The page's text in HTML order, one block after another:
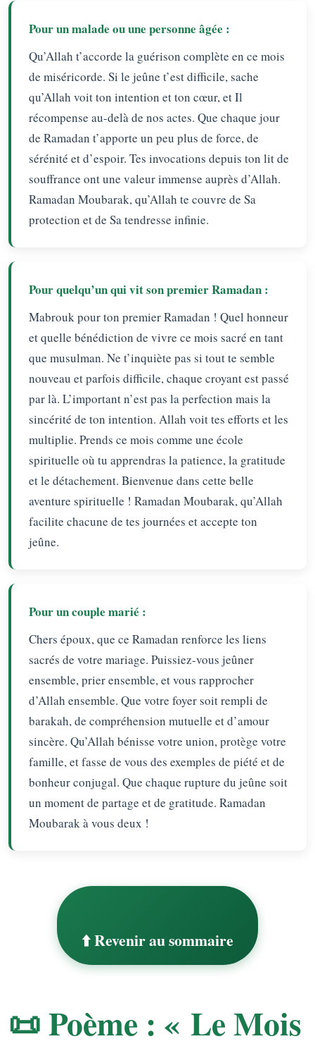
Pour un malade ou une personne âgée :
Qu’Allah t’accorde la guérison complète en ce mois
de miséricorde. Si le jeûne t’est difficile, sache
qu’Allah voit ton intention et ton cœur, et Il
récompense au-delà de nos actes. Que chaque jour
de Ramadan t’apporte un peu plus de force, de
sérénité et d’espoir. Tes invocations depuis ton lit de
souffrance ont une valeur immense auprès d’Allah.
Ramadan Moubarak, qu’Allah te couvre de Sa
protection et de Sa tendresse infinie.
Pour quelqu’un qui vit son premier Ramadan :
Mabrouk pour ton premier Ramadan ! Quel honneur
et quelle bénédiction de vivre ce mois sacré en tant
que musulman. Ne t’inquiète pas si tout te semble
nouveau et parfois difficile, chaque croyant est passé
par là. L’important n’est pas la perfection mais la
sincérité de ton intention. Allah voit tes efforts et les
multiplie. Prends ce mois comme une école
spirituelle où tu apprendras la patience, la gratitude
et le détachement. Bienvenue dans cette belle
aventure spirituelle ! Ramadan Moubarak, qu’Allah
facilite chacune de tes journées et accepte ton
jeûne.
Pour un couple marié :
Chers époux, que ce Ramadan renforce les liens
sacrés de votre mariage. Puissiez-vous jeûner
ensemble, prier ensemble, et vous rapprocher
d’Allah ensemble. Que votre foyer soit rempli de
barakah, de compréhension mutuelle et d’amour
sincère. Qu’Allah bénisse votre union, protège votre
famille, et fasse de vous des exemples de piété et de
bonheur conjugal. Que chaque rupture du jeûne soit
un moment de partage et de gratitude. Ramadan
Moubarak à vous deux !
⬆️ Revenir au sommaire
📜 Poème : « Le Mois